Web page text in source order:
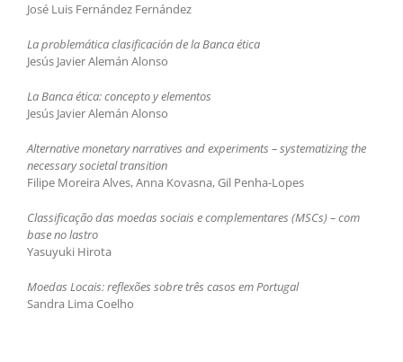
José Luis Fernández Fernández
La problemática clasificación de la Banca ética
Jesús Javier Alemán Alonso
La Banca ética: concepto y elementos
Jesús Javier Alemán Alonso
Alternative monetary narratives and experiments – systematizing the
necessary societal transition
Filipe Moreira Alves, Anna Kovasna, Gil Penha-Lopes
Classificação das moedas sociais e complementares (MSCs) – com
base no lastro
Yasuyuki Hirota
Moedas Locais: reflexões sobre três casos em Portugal
Sandra Lima Coelho